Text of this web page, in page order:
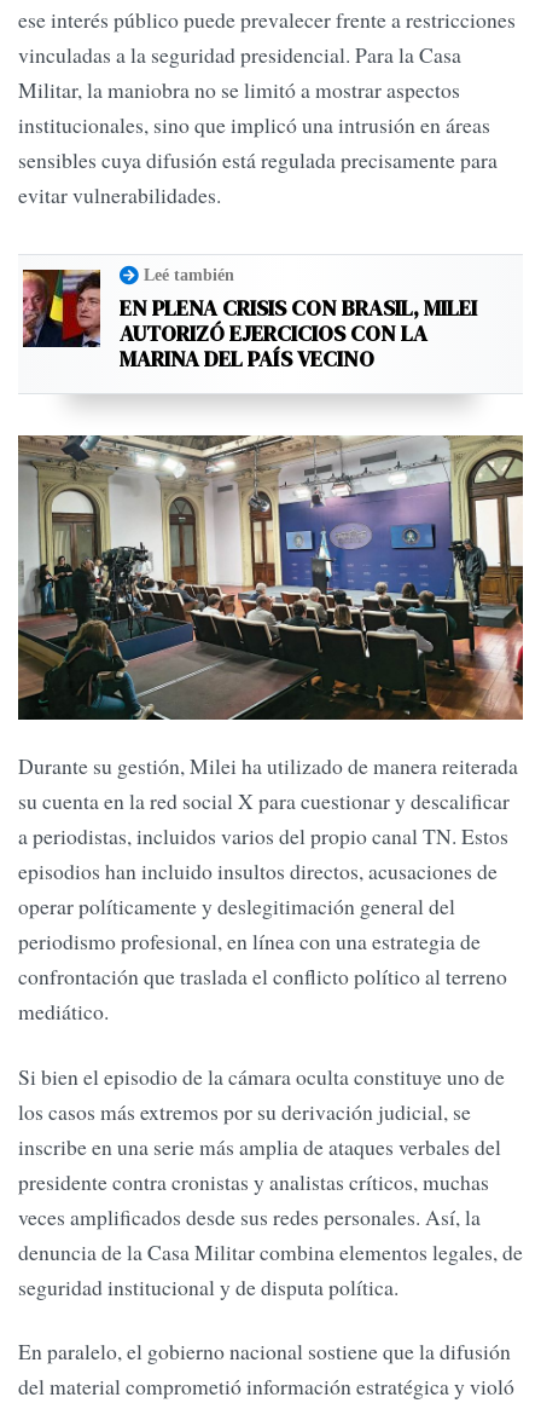
ese interés público puede prevalecer frente a restricciones
vinculadas a la seguridad presidencial. Para la Casa
Militar, la maniobra no se limitó a mostrar aspectos
institucionales, sino que implicó una intrusión en áreas
sensibles cuya difusión está regulada precisamente para
evitar vulnerabilidades.
Leé también
EN PLENA CRISIS CON BRASIL, MILEI
AUTORIZÓ EJERCICIOS CON LA
MARINA DEL PAÍS VECINO
Durante su gestión, Milei ha utilizado de manera reiterada
su cuenta en la red social X para cuestionar y descalificar
a periodistas, incluidos varios del propio canal TN. Estos
episodios han incluido insultos directos, acusaciones de
operar políticamente y deslegitimación general del
periodismo profesional, en línea con una estrategia de
confrontación que traslada el conflicto político al terreno
mediático.
Si bien el episodio de la cámara oculta constituye uno de
los casos más extremos por su derivación judicial, se
inscribe en una serie más amplia de ataques verbales del
presidente contra cronistas y analistas críticos, muchas
veces amplificados desde sus redes personales. Así, la
denuncia de la Casa Militar combina elementos legales, de
seguridad institucional y de disputa política.
En paralelo, el gobierno nacional sostiene que la difusión
del material comprometió información estratégica y violó